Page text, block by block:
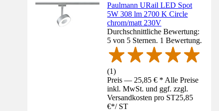
Paulmann URail LED Spot
5W 308 lm 2700 K Circle
chrom/matt 230V
Durchschnittliche Bewertung:
5 von 5 Sternen. 1 Bewertung.
(1)
Preis — 25,85 € * Alle Preise
inkl. MwSt. und ggf. zzgl.
Versandkosten pro ST25,85
€*/ ST